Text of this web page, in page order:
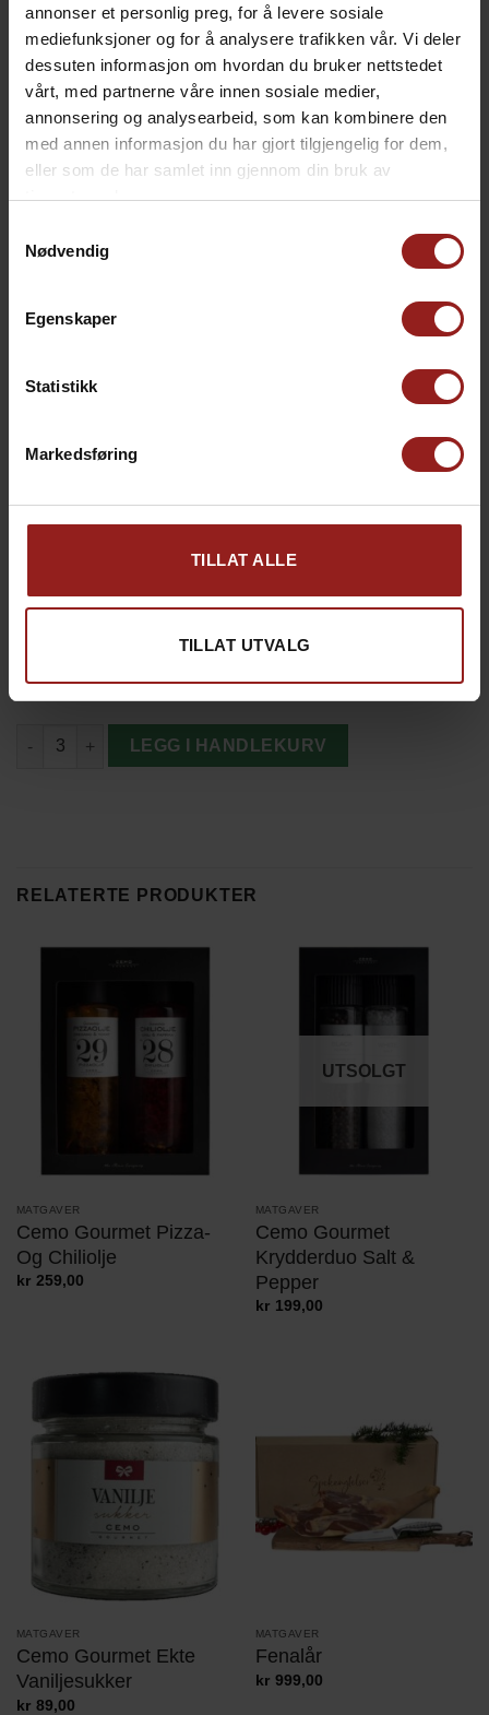
annonser et personlig preg, for å levere sosiale
mediefunksjoner og for å analysere trafikken vår. Vi deler
dessuten informasjon om hvordan du bruker nettstedet
vårt, med partnerne våre innen sosiale medier,
annonsering og analysearbeid, som kan kombinere den
med annen informasjon du har gjort tilgjengelig for dem,
eller som de har samlet inn gjennom din bruk av
tjenestene deres.
Nødvendig
Egenskaper
Statistikk
Markedsføring
TILLAT ALLE
TILLAT UTVALG
Julekort C+kr 15,00
Produkt total kr 3.495,00
Fenalår med Brett og Kniv antall
LEGG I HANDLEKURV
RELATERTE PRODUKTER
MATGAVER
Cemo Gourmet Pizza-
Og Chiliolje
kr 259,00
UTSOLGT
MATGAVER
Cemo Gourmet
Krydderduo Salt &
Pepper
kr 199,00
MATGAVER
Cemo Gourmet Ekte
Vaniljesukker
kr 89,00
MATGAVER
Fenalår
kr 999,00